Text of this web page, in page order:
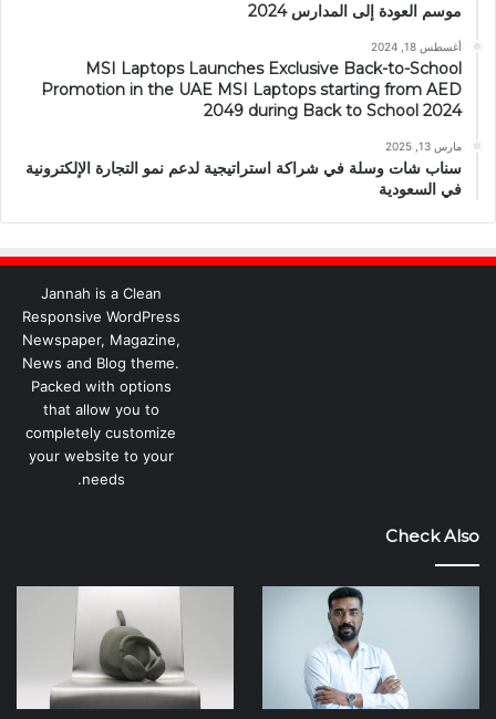
موسم العودة إلى المدارس 2024
أغسطس 18, 2024
MSI Laptops Launches Exclusive Back-to-School
Promotion in the UAE MSI Laptops starting from AED
2049 during Back to School 2024
مارس 13, 2025
سناب شات وسلة في شراكة استراتيجية لدعم نمو التجارة الإلكترونية
في السعودية
Jannah is a Clean
Responsive WordPress
Newspaper, Magazine,
News and Blog theme.
Packed with options
that allow you to
completely customize
your website to your
needs.
Check Also